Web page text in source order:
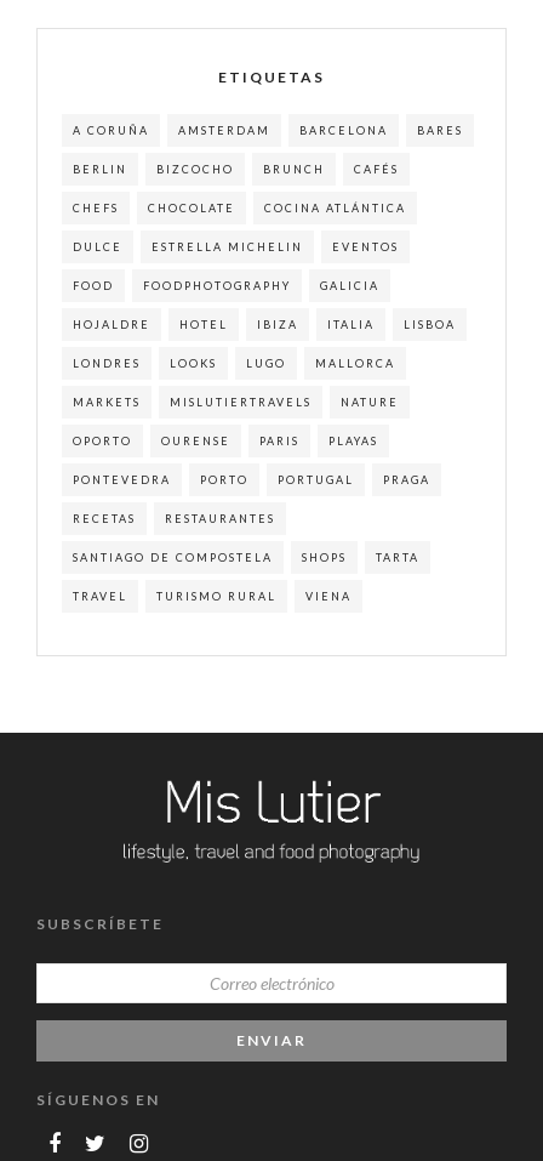
ETIQUETAS
A CORUÑA AMSTERDAM BARCELONA BARES
BERLIN BIZCOCHO BRUNCH CAFÉS
CHEFS CHOCOLATE COCINA ATLÁNTICA
DULCE ESTRELLA MICHELIN EVENTOS
FOOD FOODPHOTOGRAPHY GALICIA
HOJALDRE HOTEL IBIZA ITALIA LISBOA
LONDRES LOOKS LUGO MALLORCA
MARKETS MISLUTIERTRAVELS NATURE
OPORTO OURENSE PARIS PLAYAS
PONTEVEDRA PORTO PORTUGAL PRAGA
RECETAS RESTAURANTES
SANTIAGO DE COMPOSTELA SHOPS TARTA
TRAVEL TURISMO RURAL VIENA
SUBSCRÍBETE
SÍGUENOS EN